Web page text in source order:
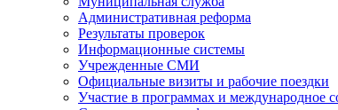
Административная реформа
Результаты проверок
Информационные системы
Учрежденные СМИ
Официальные визиты и рабочие поездки
Участие в программах и международное